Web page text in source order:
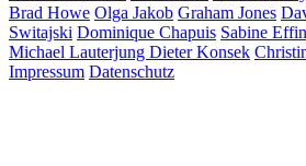
Brad Howe Olga Jakob Graham Jones
Switajski Dominique Chapuis Sabine
Michael Lauterjung Dieter Konsek
Impressum Datenschutz